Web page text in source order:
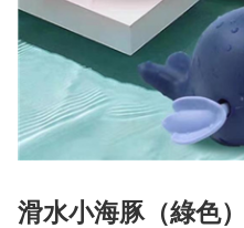
滑水小海豚（綠色）